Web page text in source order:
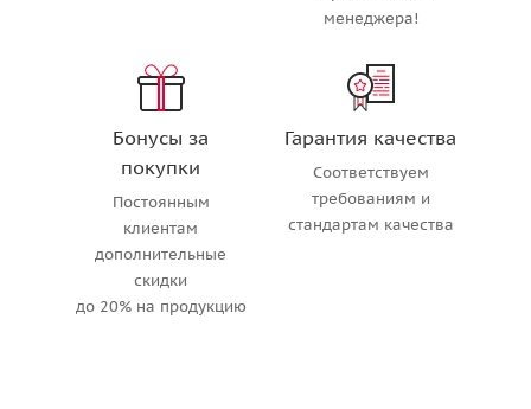
менеджера!
Бонусы за
покупки
Постоянным
клиентам
дополнительные
скидки
до 20% на продукцию
Гарантия качества
Соответствуем
требованиям и
стандартам качества